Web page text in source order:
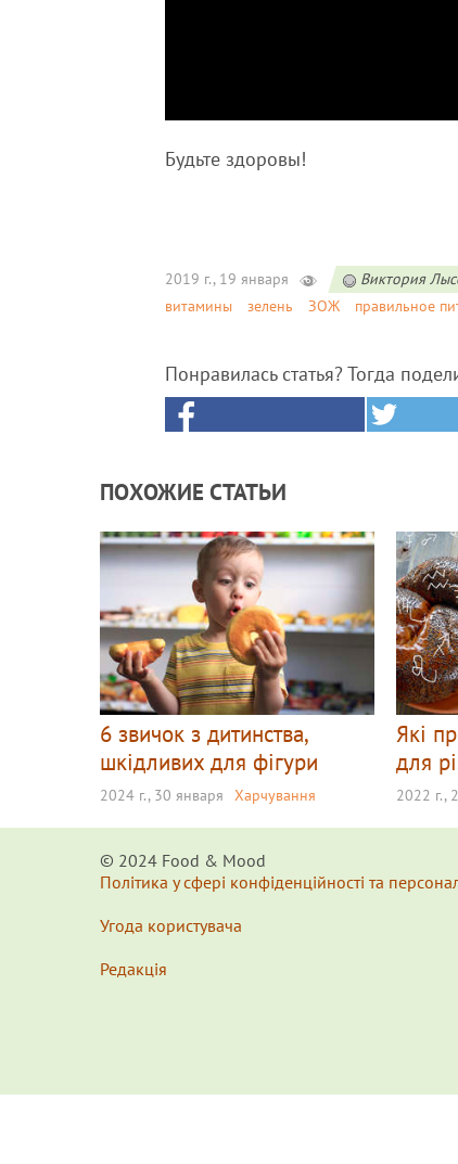
Будьте здоровы!
2019 г., 19 января
Виктория
витамины
зелень ЗОЖ правильное
Понравилась статья? Тогда
ПОХОЖИЕ СТАТЬИ
6 звичок з дитинства,
шкідливих для фігури
2024 г., 30 января Харчування
Які
для
2022 г.,
© 2024 Food & Мood
Політика у сфері конфіденційності та
Угода користувача
Редакція